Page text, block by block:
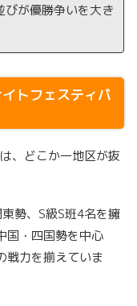
びが優勝争いを大き
トフェスティバ
、どこか一地区が抜
勢、S級S班4名を擁
国・四国勢を中心
戦力を揃えていま